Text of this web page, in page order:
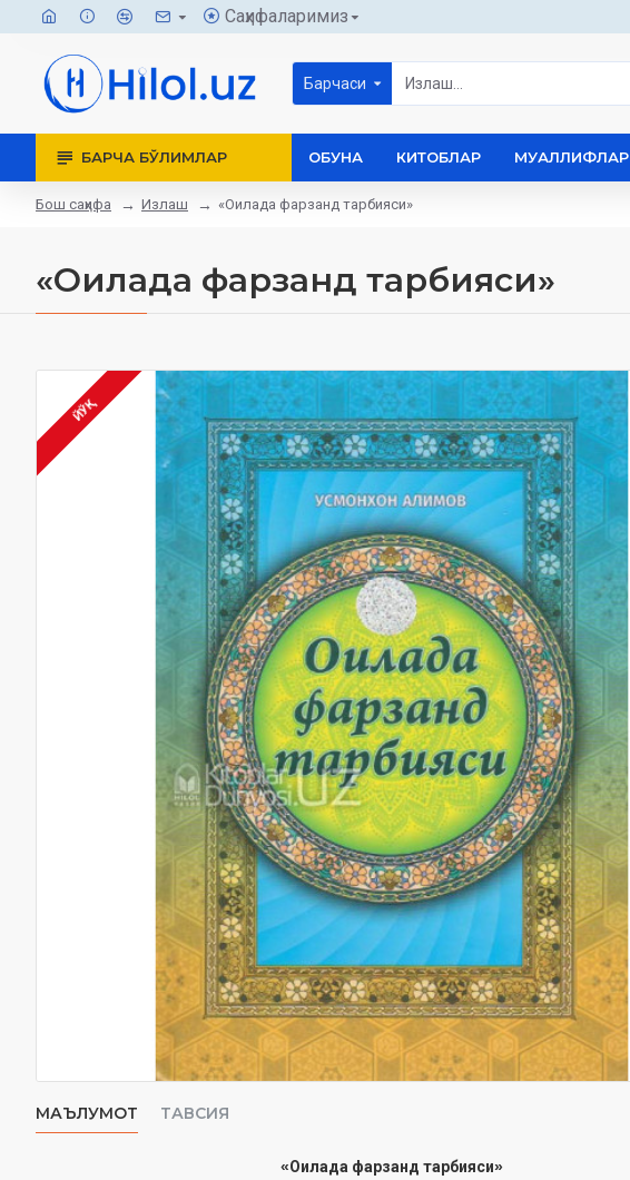
Саҳифаларимиз
Барчаси
БАРЧА БЎЛИМЛАР ОБУНА КИТОБЛАР МУАЛЛИФЛАР
Бош саҳифа Излаш «Оилада фарзанд тарбияси»
«Оилада фарзанд тарбияси»
ЙЎҚ
МАЪЛУМОТ ТАВСИЯ
«Оилада фарзанд тарбияси»